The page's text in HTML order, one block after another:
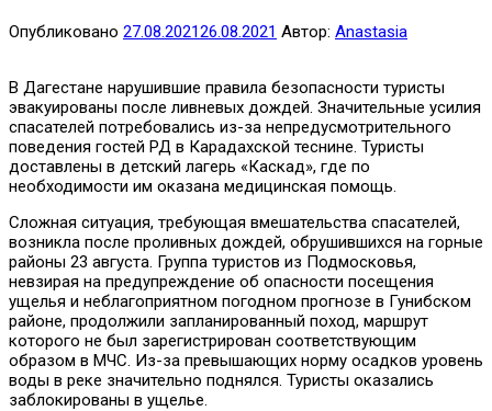
Опубликовано 27.08.202126.08.2021 Автор: Anastasia
В Дагестане нарушившие правила безопасности туристы
эвакуированы после ливневых дождей. Значительные усилия
спасателей потребовались из-за непредусмотрительного
поведения гостей РД в Карадахской теснине. Туристы
доставлены в детский лагерь «Каскад», где по
необходимости им оказана медицинская помощь.
Сложная ситуация, требующая вмешательства спасателей,
возникла после проливных дождей, обрушившихся на горные
районы 23 августа. Группа туристов из Подмосковья,
невзирая на предупреждение об опасности посещения
ущелья и неблагоприятном погодном прогнозе в Гунибском
районе, продолжили запланированный поход, маршрут
которого не был зарегистрирован соответствующим
образом в МЧС. Из-за превышающих норму осадков уровень
воды в реке значительно поднялся. Туристы оказались
заблокированы в ущелье.